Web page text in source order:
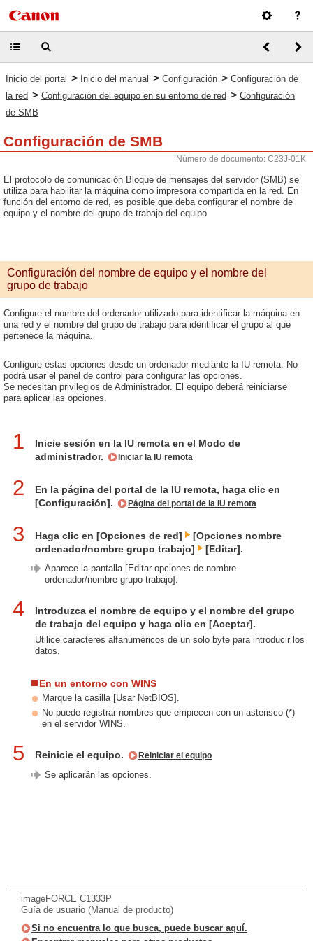
Inicio del portal > Inicio del manual > Configuración > Configuración de
la red > Configuración del equipo en su entorno de red > Configuración
de SMB
Configuración de SMB
Número de documento: C23J-01K
El protocolo de comunicación Bloque de mensajes del servidor (SMB) se
utiliza para habilitar la máquina como impresora compartida en la red. En
función del entorno de red, es posible que deba configurar el nombre de
equipo y el nombre del grupo de trabajo del equipo
Configuración del nombre de equipo y el nombre del
grupo de trabajo
Configure el nombre del ordenador utilizado para identificar la máquina en
una red y el nombre del grupo de trabajo para identificar el grupo al que
pertenece la máquina.
Configure estas opciones desde un ordenador mediante la IU remota. No
podrá usar el panel de control para configurar las opciones.
Se necesitan privilegios de Administrador. El equipo deberá reiniciarse
para aplicar las opciones.
1
Inicie sesión en la IU remota en el Modo de
administrador.
Iniciar la IU remota
2
En la página del portal de la IU remota, haga clic en
[Configuración].
Página del portal de la IU remota
3 Haga clic en [Opciones de red]
[Opciones nombre
ordenador/nombre grupo trabajo]
[Editar].
Aparece la pantalla [Editar opciones de nombre
ordenador/nombre grupo trabajo].
4
Introduzca el nombre de equipo y el nombre del grupo
de trabajo del equipo y haga clic en [Aceptar].
Utilice caracteres alfanuméricos de un solo byte para introducir los
datos.
En un entorno con WINS
Marque la casilla [Usar NetBIOS].
No puede registrar nombres que empiecen con un asterisco (*)
en el servidor WINS.
5 Reinicie el equipo. Reiniciar el equipo
Se aplicarán las opciones.
imageFORCE C1333P
Guía de usuario (Manual de producto)
Si no encuentra lo que busca, puede buscar aquí.